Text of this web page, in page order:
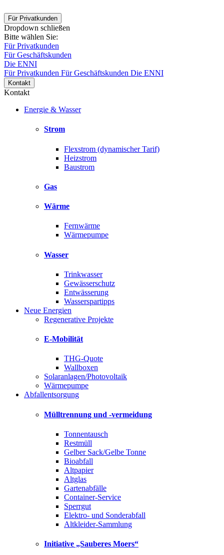
Für Privatkunden
Dropdown schließen
Bitte wählen Sie:
Für Privatkunden
Für Geschäftskunden
Die ENNI
Für Privatkunden Für Geschäftskunden Die ENNI
Kontakt
Kontakt
Energie & Wasser
Strom
Flexstrom (dynamischer Tarif)
Heizstrom
Baustrom
Gas
Wärme
Fernwärme
Wärmepumpe
Wasser
Trinkwasser
Gewässerschutz
Entwässerung
Wasserspartipps
Neue Energien
Regenerative Projekte
E-Mobilität
THG-Quote
Wallboxen
Solaranlagen/Photovoltaik
Wärmepumpe
Abfallentsorgung
Mülltrennung und -vermeidung
Tonnentausch
Restmüll
Gelber Sack/Gelbe Tonne
Bioabfall
Altpapier
Altglas
Gartenabfälle
Container-Service
Sperrgut
Elektro- und Sonderabfall
Altkleider-Sammlung
Initiative „Sauberes Moers“